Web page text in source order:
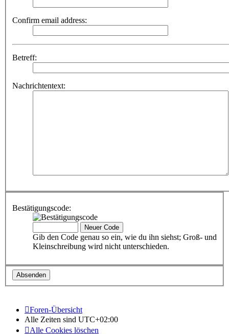
Confirm email address:
Betreff:
Nachrichtentext:
Bestätigungscode:
Gib den Code genau so ein, wie du ihn siehst; Groß- und
Kleinschreibung wird nicht unterschieden.
Foren-Übersicht
Alle Zeiten sind UTC+02:00
Alle Cookies löschen